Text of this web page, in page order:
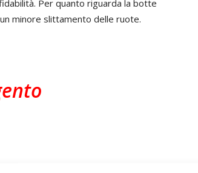
Per quanto riguarda la botte
minore slittamento delle ruote.